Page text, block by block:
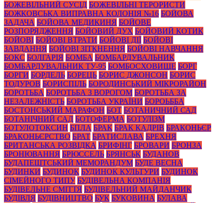
БОЖЕВІЛЬНИЙ СУСІД БОЖЕВІЛЬНІ ТЕРОРИСТИ
БОЖКОВСЬКА ВИПРАВНА КОЛОНІЯ №16 БОЙОВА
ЗАДАЧА БОЙОВА МЕДИКИНЯ БОЙОВЕ
РОЗПОРЯДЖЕННЯ БОЙОВИЙ ДУХ БОЙОВИЙ КОТИК
БОЙОВІ БОЙОВІ ВТРАТИ БОЙОВІ ДІЇ БОЙОВІ
ЗАВДАННЯ БОЙОВІ ЗІТКНЕННЯ БОЙОВІ НАВЧАННЯ
БОКС БОЛГАРІЯ БОМБА БОМБАРДУВАЛЬНИК
БОМБАРДУВАЛЬНИК ТУ-95 БОМБОСХОВИЩЕ БОРГ
БОРГИ БОРДЕЛЬ БОРЕЦЬ БОРИС ДЖОНСОН БОРИС
ТОДУРОВ БОРИСПІЛЬ БОРОДИНСЬКИЙ МІКРОРАЙОН
БОРОТЬБА БОРОТЬБА З ВОРОГОМ БОРОТЬБА ЗА
НЕЗАЛЕЖНІСТЬ БОРОТЬБА УКРАЇНИ БОРОЬББА
БОСТОНСЬКИЙ МАРАФОН БОТ БОТАНИЧНИЙ САД
БОТАНІЧНИЙ САД БОТОФЕРМА БОТУЛІЗМ
БОТУЛОТОКСИН БПЛА БРАК БРАК КАДРІВ БРАКОНЬЄР
БРАКОНЬЄРСТВО БРАТ БРАТИСЛАВА БРЕХНЯ
БРИТАНСЬКА РОЗВІДКА БРИФІНГ БРОВАРИ БРОНЗА
БРОНЮВАННЯ БРЮССЕЛЬ БРЯНСЬК БУДАНОВ
БУДАПЕШТСЬКИЙ МЕМОРАНДУМ БУДЕ ВЕСНА
БУДИНКИ БУДИНОК БУДИНОК КУЛЬТУРИ БУДИНОК
СІМЕЙНОГО ТИПУ БУДІВЕЛЬНА КОМПАНІЯ
БУДІВЕЛЬНЕ СМІТТЯ БУДІВЕЛЬНИЙ МАЙДАНЧИК
БУДІВЛЯ БУДІВНИЦТВО БУК БУКОВИНА БУЛАВА